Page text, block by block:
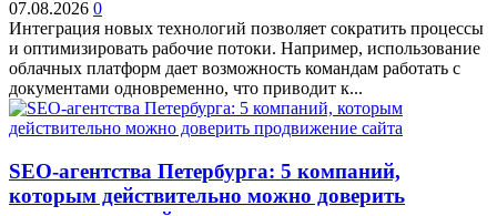
07.08.2026 0
Интеграция новых технологий позволяет сократить процессы
и оптимизировать рабочие потоки. Например, использование
облачных платформ дает возможность командам работать с
документами одновременно, что приводит к...
SEO-агентства Петербурга: 5 компаний,
которым действительно можно доверить